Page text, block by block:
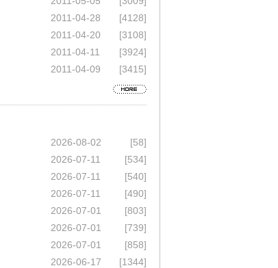
2011-04-28
[4128]
2011-04-20
[3108]
2011-04-11
[3924]
2011-04-09 [3415]
2026-08-02
[58]
2026-07-11
[534]
2026-07-11
[540]
2026-07-11
[490]
2026-07-01
[803]
2026-07-01
[739]
2026-07-01
[858]
2026-06-17
[1344]